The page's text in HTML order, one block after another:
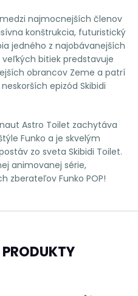
najmocnejších členov
konštrukcia, futuristický
jedného z najobávanejších
bitiek predstavuje
obrancov Zeme a patrí
epizód Skibidi
Astro Toilet zachytáva
Funko a je skvelým
zo sveta Skibidi Toilet.
animovanej série,
zberateľov Funko POP!